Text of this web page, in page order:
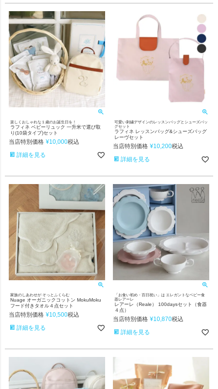
楽しくおしゃれな１歳のお誕生日を！
ラフィネ ベビーリュック 一升米で選び取
り(10袋タイプ)セット
当店特別価格 ¥10,000税込
詳細を見る
可愛い刺繍デザインのレッスンバッグとシューズバッ
グセット
ラフィネ レッスンバッグ&シューズバッグ
レーヴセット
当店特別価格 ¥10,200税込
詳細を見る
家族のしあわせが そっとふくらむ
Nuage オーガニックコットン MokuMoku
フード付きタオル４点セット
当店特別価格 ¥10,500税込
詳細を見る
「お食い初め・百日祝い」は エレガントなベビー食
器レアーレ
レアーレ（Reale） 100daysセット（食器
４点）
当店特別価格 ¥10,870税込
詳細を見る